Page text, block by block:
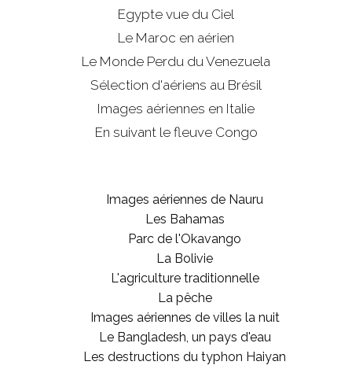
Egypte vue du Ciel
Le Maroc en aérien
Le Monde Perdu du Venezuela
Sélection d'aériens au Brésil
Images aériennes en Italie
En suivant le fleuve Congo
Images aériennes de Nauru
Les Bahamas
Parc de l'Okavango
La Bolivie
L'agriculture traditionnelle
La pêche
Images aériennes de villes la nuit
Le Bangladesh, un pays d'eau
Les destructions du typhon Haiyan